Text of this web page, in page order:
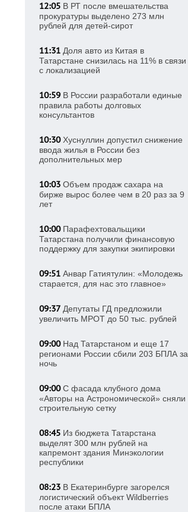
12:05 В РТ после вмешательства
прокуратуры выделено 273 млн
рублей для детей-сирот
11:31 Доля авто из Китая в
Татарстане снизилась на 11% в связи
с локализацией
10:59 В России разработали единые
правила работы долговых
консультантов
10:30Хуснуллин допустил снижение
ввода жилья в России без
дополнительных мер
10:03 Объем продаж сахара на
бирже вырос более чем в 20 раз за 9
лет
10:00Парафехтовальщики
Татарстана получили финансовую
поддержку для закупки экипировки
09:51 Анвар Гатиятулин: «Молодежь
старается, для нас это главное»
09:37 Депутаты ГД предложили
увеличить МРОТ до 50 тыс. рублей
09:00Над Татарстаном и еще 17
регионами России сбили 203 БПЛА за
ночь
09:00С фасада клубного дома
«Авторы на Астрономической» сняли
строительную сетку
08:45 Из бюджета Татарстана
выделят 300 млн рублей на
капремонт здания Минэкологии
республики
08:23 В Екатеринбурге загорелся
логистический объект Wildberries
после атаки БПЛА